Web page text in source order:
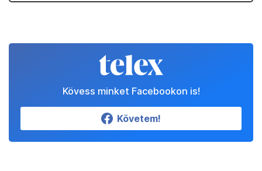
Kövess minket Facebookon is!
Követem!